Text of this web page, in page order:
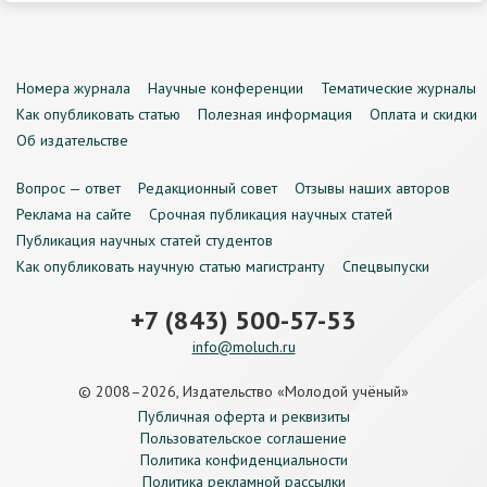
Номера журнала Научные конференции
Тематические журналы
Как опубликовать статью
Полезная информация
Оплата и скидки
Об издательстве
Вопрос — ответ Редакционный совет
Отзывы наших авторов
Реклама на сайте
Срочная публикация научных статей
Публикация научных статей студентов
Как опубликовать научную статью магистранту
Спецвыпуски
+7 (843) 500-57-53
info@moluch.ru
© 2008–2026, Издательство «Молодой учёный»
Публичная оферта и реквизиты
Пользовательское соглашение
Политика конфиденциальности
Политика рекламной рассылки